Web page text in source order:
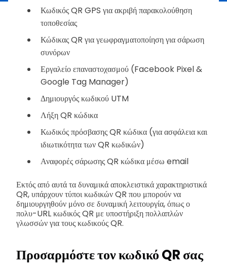
Κωδικός QR GPS για ακριβή παρακολούθηση
τοποθεσίας
Κώδικας QR για γεωφραγματοποίηση για σάρωση
συνόρων
Εργαλείο επαναστοχασμού (Facebook Pixel &
Google Tag Manager)
Δημιουργός κωδικού UTM
Λήξη QR κώδικα
Κωδικός πρόσβασης QR κώδικα (για ασφάλεια και
ιδιωτικότητα των QR κωδικών)
Αναφορές σάρωσης QR κώδικα μέσω email
Εκτός από αυτά τα δυναμικά αποκλειστικά χαρακτηριστικά
QR, υπάρχουν τύποι κωδικών QR που μπορούν να
δημιουργηθούν μόνο σε δυναμική λειτουργία, όπως ο
πολυ-URL κωδικός QR με υποστήριξη πολλαπλών
γλωσσών για τους κωδικούς QR.
Προσαρμόστε τον κωδικό QR σας